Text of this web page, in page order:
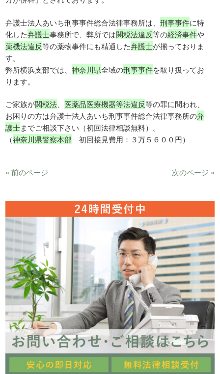
弁護士法人あいち刑事事件総合法律事務所は、刑事事件に特
化した弁護士事務所で、弊所では関税法違反等の経済事件や
薬機法違反等の薬物事件にも精通した弁護士が揃っておりま
す。
弊所横浜支部では、神奈川県全域の刑事事件を取り扱ってお
ります。
ご家族が関税法 医薬品医療機器等法違反等の罪に問われ、
お困りの方は弁護士法人あいち刑事事件総合法律事務所の弁
護士までご相談下さい（初回法律相談無料）。
（神奈川県警察本部 初回接見費用：３万５６００円）
« 前のページ 次のページ »